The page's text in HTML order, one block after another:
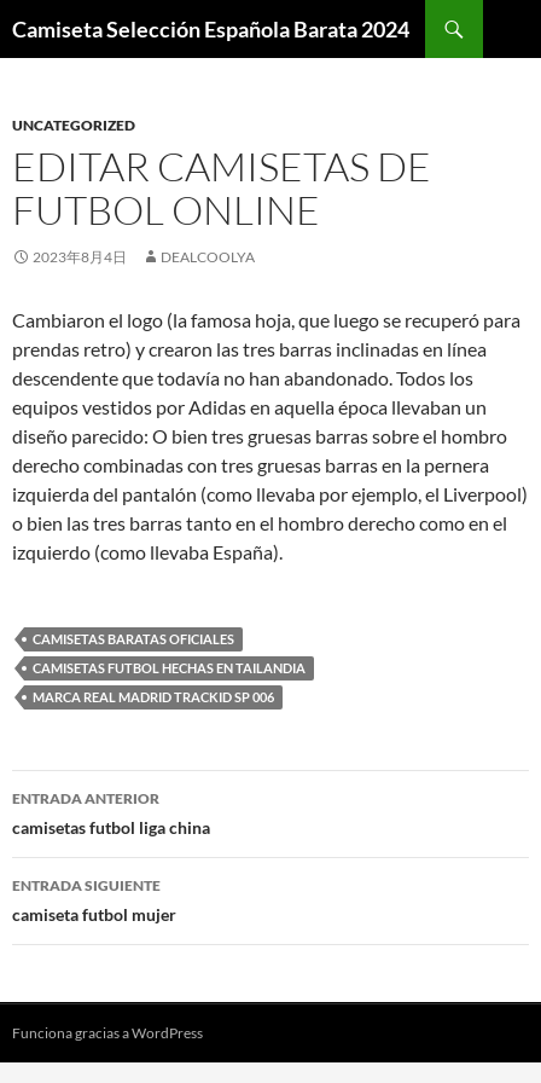
Camiseta Selección Española Barata 2024
UNCATEGORIZED
EDITAR CAMISETAS DE
FUTBOL ONLINE
2023年8月4日 DEALCOOLYA
Cambiaron el logo (la famosa hoja, que luego se recuperó para
prendas retro) y crearon las tres barras inclinadas en línea
descendente que todavía no han abandonado. Todos los
equipos vestidos por Adidas en aquella época llevaban un
diseño parecido: O bien tres gruesas barras sobre el hombro
derecho combinadas con tres gruesas barras en la pernera
izquierda del pantalón (como llevaba por ejemplo, el Liverpool)
o bien las tres barras tanto en el hombro derecho como en el
izquierdo (como llevaba España).
CAMISETAS BARATAS OFICIALES
CAMISETAS FUTBOL HECHAS EN TAILANDIA
MARCA REAL MADRID TRACKID SP 006
Navegación
de
entradas
ENTRADA ANTERIOR
camisetas futbol liga china
ENTRADA SIGUIENTE
camiseta futbol mujer
Funciona gracias a WordPress